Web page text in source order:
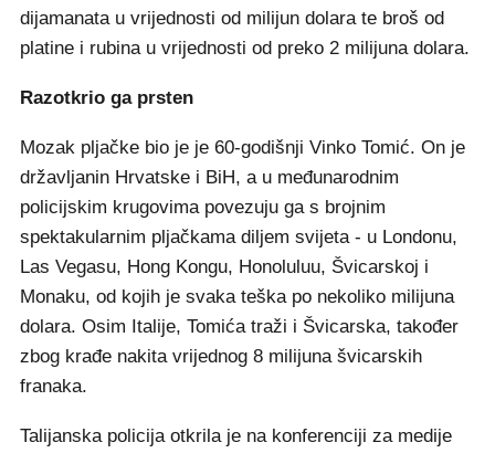
dijamanata u vrijednosti od milijun dolara te broš od
platine i rubina u vrijednosti od preko 2 milijuna dolara.
Razotkrio ga prsten
Mozak pljačke bio je je 60-godišnji Vinko Tomić. On je
državljanin Hrvatske i BiH, a u međunarodnim
policijskim krugovima povezuju ga s brojnim
spektakularnim pljačkama diljem svijeta - u Londonu,
Las Vegasu, Hong Kongu, Honoluluu, Švicarskoj i
Monaku, od kojih je svaka teška po nekoliko milijuna
dolara. Osim Italije, Tomića traži i Švicarska, također
zbog krađe nakita vrijednog 8 milijuna švicarskih
franaka.
Talijanska policija otkrila je na konferenciji za medije